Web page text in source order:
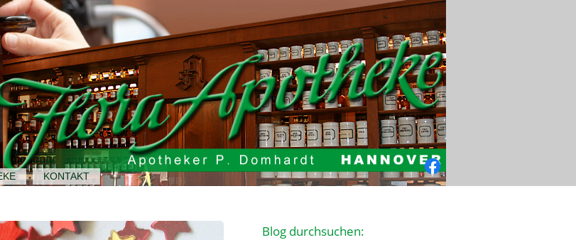
KONTAKT
Facebook
Blog durchsuchen: